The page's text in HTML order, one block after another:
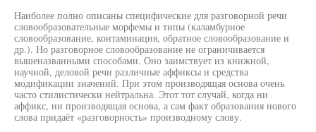
Наиболее полно описаны специфические для разговорной речи
словообразовательные морфемы и типы (каламбурное
словообразование, контаминация, обратное словообразование и
др.). Но разговорное словообразование не ограничивается
вышеназванными способами. Оно заимствует из книжной,
научной, деловой речи различные аффиксы и средства
модификации значений. При этом производящая основа очень
часто стилистически нейтральна. Этот тот случай, когда ни
аффикс, ни производящая основа, а сам факт образования нового
слова придаёт «разговорность» производному слову.